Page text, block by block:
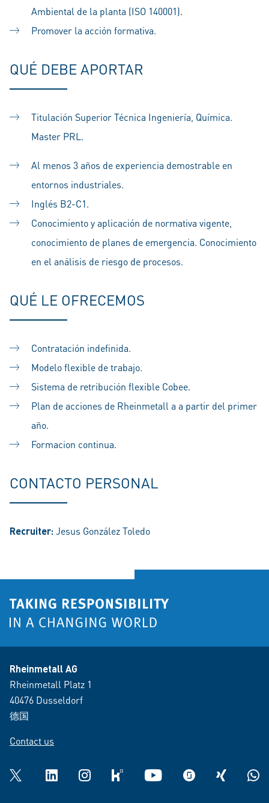
Ambiental de la planta (ISO 140001).
Promover la acción formativa.
QUÉ DEBE APORTAR
Titulación Superior Técnica Ingeniería, Química.
Master PRL.
Al menos 3 años de experiencia demostrable en
entornos industriales.
Inglés B2-C1.
Conocimiento y aplicación de normativa vigente,
conocimiento de planes de emergencia. Conocimiento
en el análisis de riesgo de procesos.
QUÉ LE OFRECEMOS
Contratación indefinida.
Modelo flexible de trabajo.
Sistema de retribución flexible Cobee.
Plan de acciones de Rheinmetall a a partir del primer
año.
Formacion continua.
CONTACTO PERSONAL
Recruiter: Jesus González Toledo
Rheinmetall AG
Rheinmetall Platz 1
40476 Dusseldorf
德国
Contact us
Twitter LinkedInInstagramkununu YouTube glassdoorXING